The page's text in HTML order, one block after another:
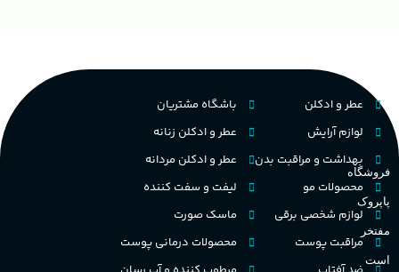
کشور مبدا برند
طبع تلخ
غلظت
اکسترکت دو پرفیوم
میوه‌ها و مرکبات، وانیل،
فروشگاه
پاپروک
مفتخر
است
عطر و ادکلن
لوازم آرایش
بهداشت و مراقبت بدن
محصولات مو
لوازم شخصی برقی
مراقبت پوست
باشگاه مشتریان
عطر و ادکلن زنانه
عطر و ادکلن مردانه
لیفت و سفت کننده
ماسک صورت
محصولات درمانی پوست